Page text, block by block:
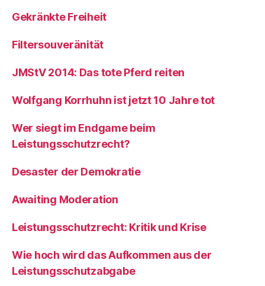
Gekränkte Freiheit
Filtersouveränität
JMStV 2014: Das tote Pferd reiten
Wolfgang Korrhuhn ist jetzt 10 Jahre tot
Wer siegt im Endgame beim
Leistungsschutzrecht?
Desaster der Demokratie
Awaiting Moderation
Leistungsschutzrecht: Kritik und Krise
Wie hoch wird das Aufkommen aus der
Leistungsschutzabgabe